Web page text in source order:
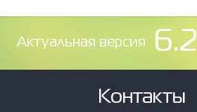
Aктуальная версия 6.2
Контакты